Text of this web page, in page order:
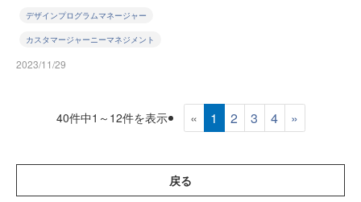
デザインプログラムマネージャー
カスタマージャーニーマネジメント
2023/11/29
40件中1～12件を表示 « 1 2 3 4 »
戻る